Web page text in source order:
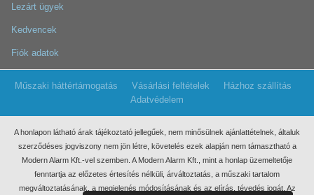
Lezárt ügyek
Kedvencek
Fiók adatok
Műszaki háttértámogatás Vásárlási feltételek
Házhoz szállítás
Adatvédelem
A honlapon látható árak tájékoztató jellegűek, nem minősülnek ajánlattételnek, általuk
szerződéses jogviszony nem jön létre, követelés ezek alapján nem támasztható a
Modern Alarm Kft.-vel szemben. A Modern Alarm Kft., mint a honlap üzemeltetője
fenntartja az előzetes értesítés nélküli, árváltoztatás, a műszaki tartalom
megváltoztatásának, a megjelenés módosításának és az elírás, tévedés jogát. Az